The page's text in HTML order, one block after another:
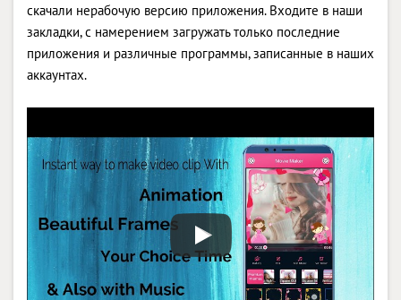
скачали нерабочую версию приложения. Входите в наши
закладки, с намерением загружать только последние
приложения и различные программы, записанные в наших
аккаунтах.